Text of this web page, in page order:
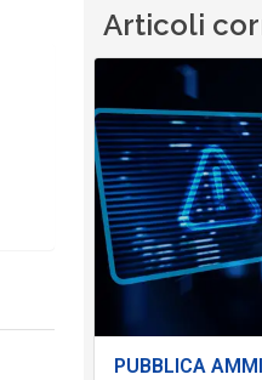
Articoli
PUBBLICA